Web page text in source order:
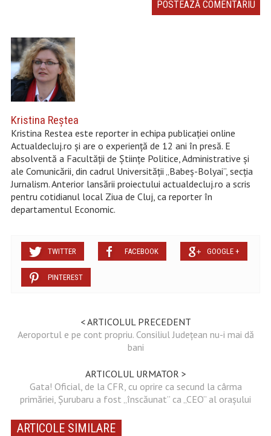
Kristina Reştea
Kristina Restea este reporter in echipa publicației online
Actualdecluj.ro și are o experiență de 12 ani în presă. E
absolventă a Facultății de Științe Politice, Administrative și
ale Comunicării, din cadrul Universității „Babeș-Bolyai”, secția
Jurnalism. Anterior lansării proiectului actualdecluj.ro a scris
pentru cotidianul local Ziua de Cluj, ca reporter în
departamentul Economic.
TWITTER FACEBOOK GOOGLE +
PINTEREST
< ARTICOLUL PRECEDENT
Aeroportul e pe cont propriu. Consiliul Județean nu-i mai dă
bani
ARTICOLUL URMATOR >
Gata! Oficial, de la CFR, cu oprire ca secund la cârma
primăriei, Șurubaru a fost „înscăunat” ca „CEO” al orașului
ARTICOLE SIMILARE